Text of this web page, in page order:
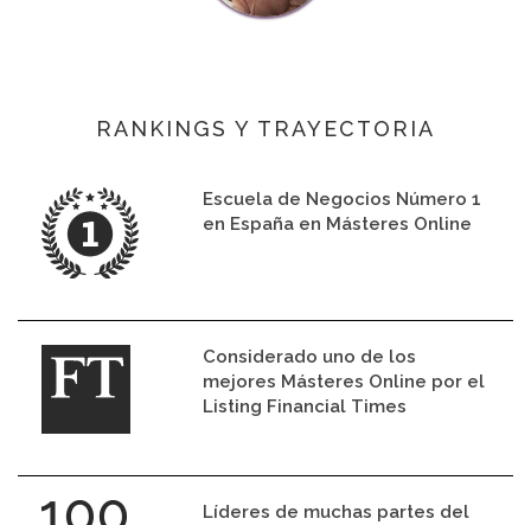
RANKINGS Y TRAYECTORIA
Escuela de Negocios Número 1
en España en Másteres Online
Considerado uno de los
mejores Másteres Online por el
Listing Financial Times
Líderes de muchas partes del